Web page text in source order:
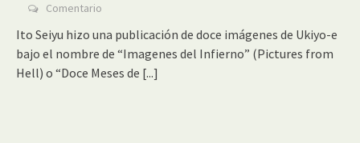
Comentario
Ito Seiyu hizo una publicación de doce imágenes de Ukiyo-e
bajo el nombre de “Imagenes del Infierno” (Pictures from
Hell) o “Doce Meses de [...]